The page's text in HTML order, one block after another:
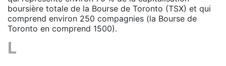
boursière totale de la Bourse de Toronto (TSX) et qui
comprend environ 250 compagnies (la Bourse de
Toronto en comprend 1500).
L